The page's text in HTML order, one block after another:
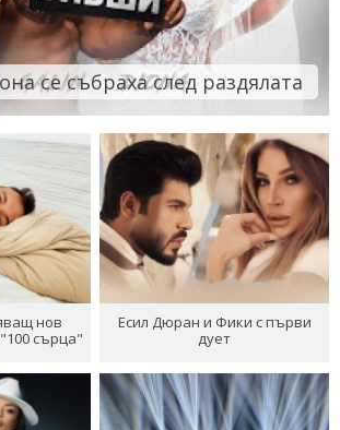
се събраха след раздялата
нов
сърца"
Есил Дюран и Фики с първи
дует